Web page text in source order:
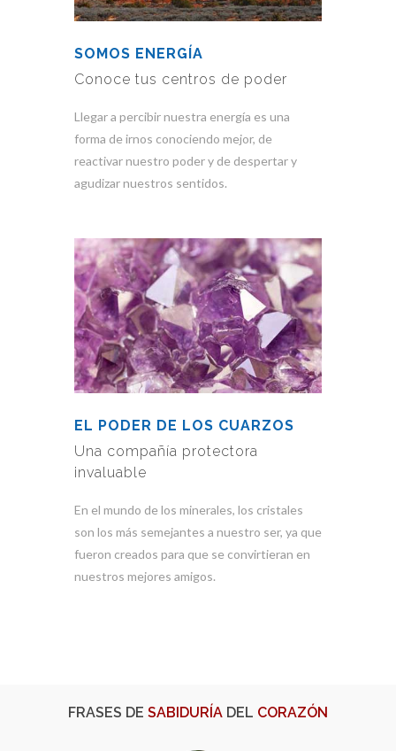
SOMOS ENERGÍA
Conoce tus centros de poder
Llegar a percibir nuestra energía es una
forma de irnos conociendo mejor, de
reactivar nuestro poder y de despertar y
agudizar nuestros sentidos.
EL PODER DE LOS CUARZOS
Una compañía protectora
invaluable
En el mundo de los minerales, los cristales
son los más semejantes a nuestro ser, ya que
fueron creados para que se convirtieran en
nuestros mejores amigos.
FRASES DE SABIDURÍA DEL CORAZÓN